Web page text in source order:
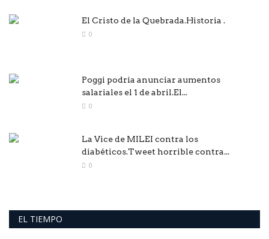
El Cristo de la Quebrada.Historia .
0
Poggi podría anunciar aumentos
salariales el 1 de abril.El...
0
La Vice de MILEI contra los
diabéticos.Tweet horrible contra...
0
EL TIEMPO